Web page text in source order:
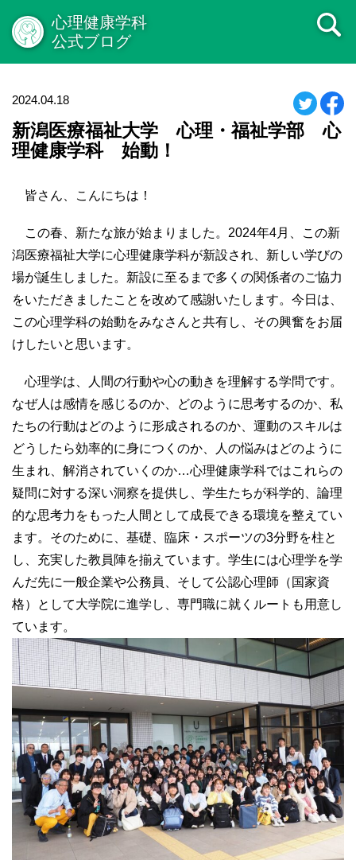
心理健康学科
公式ブログ
2024.04.18
新潟医療福祉大学 心理・福祉学部 心
理健康学科 始動！
皆さん、こんにちは！
この春、新たな旅が始まりました。2024年4月、この新
潟医療福祉大学に心理健康学科が新設され、新しい学びの
場が誕生しました。新設に至るまで多くの関係者のご協力
をいただきましたことを改めて感謝いたします。今日は、
この心理学科の始動をみなさんと共有し、その興奮をお届
けしたいと思います。
心理学は、人間の行動や心の動きを理解する学問です。
なぜ人は感情を感じるのか、どのように思考するのか、私
たちの行動はどのように形成されるのか、運動のスキルは
どうしたら効率的に身につくのか、人の悩みはどのように
生まれ、解消されていくのか…心理健康学科ではこれらの
疑問に対する深い洞察を提供し、学生たちが科学的、論理
的な思考力をもった人間として成長できる環境を整えてい
ます。そのために、基礎、臨床・スポーツの3分野を柱と
し、充実した教員陣を揃えています。学生には心理学を学
んだ先に一般企業や公務員、そして公認心理師（国家資
格）として大学院に進学し、専門職に就くルートも用意し
ています。